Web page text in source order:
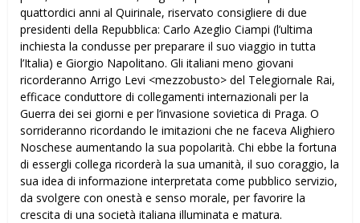
quattordici anni al Quirinale, riservato consigliere di due
presidenti della Repubblica: Carlo Azeglio Ciampi (l’ultima
inchiesta la condusse per preparare il suo viaggio in tutta
l’Italia) e Giorgio Napolitano. Gli italiani meno giovani
ricorderanno Arrigo Levi <mezzobusto> del Telegiornale Rai,
efficace conduttore di collegamenti internazionali per la
Guerra dei sei giorni e per l’invasione sovietica di Praga. O
sorrideranno ricordando le imitazioni che ne faceva Alighiero
Noschese aumentando la sua popolarità. Chi ebbe la fortuna
di essergli collega ricorderà la sua umanità, il suo coraggio, la
sua idea di informazione interpretata come pubblico servizio,
da svolgere con onestà e senso morale, per favorire la
crescita di una società italiana illuminata e matura.